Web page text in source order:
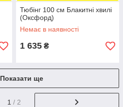
Тюбінг 100 см Блакитні хвилі
(Оксфорд)
Немає в наявності
1 635 ₴
Показати ще
1 / 2